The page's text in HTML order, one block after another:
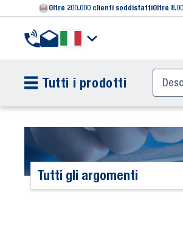
Oltre 200.000 clienti soddisfattiOltre
Tutti i prodotti
Tutti gli argomenti